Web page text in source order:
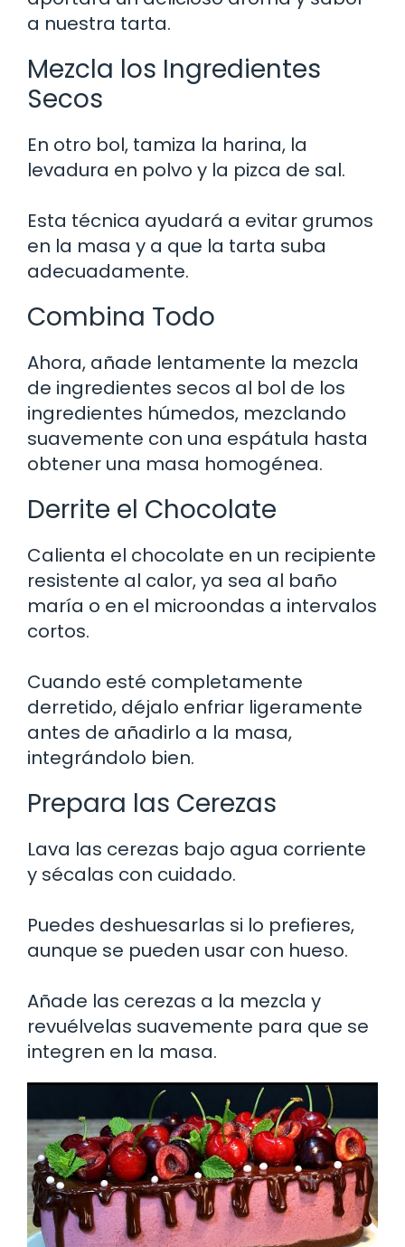
a nuestra tarta.
Mezcla los Ingredientes
Secos
En otro bol, tamiza la harina, la
levadura en polvo y la pizca de sal.
Esta técnica ayudará a evitar grumos
en la masa y a que la tarta suba
adecuadamente.
Combina Todo
Ahora, añade lentamente la mezcla
de ingredientes secos al bol de los
ingredientes húmedos, mezclando
suavemente con una espátula hasta
obtener una masa homogénea.
Derrite el Chocolate
Calienta el chocolate en un recipiente
resistente al calor, ya sea al baño
maría o en el microondas a intervalos
cortos.
Cuando esté completamente
derretido, déjalo enfriar ligeramente
antes de añadirlo a la masa,
integrándolo bien.
Prepara las Cerezas
Lava las cerezas bajo agua corriente
y sécalas con cuidado.
Puedes deshuesarlas si lo prefieres,
aunque se pueden usar con hueso.
Añade las cerezas a la mezcla y
revuélvelas suavemente para que se
integren en la masa.